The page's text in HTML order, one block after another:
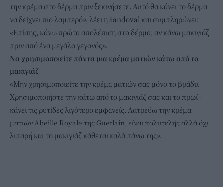
την κρέμα στο δέρμα πριν ξεκινήσετε. Αυτό θα κάνει το δέρμα
να δείχνει πιο λαμπερό», λέει η Sandoval και συμπληρώνει:
«Επίσης, κάνω πρώτα απολέπιση στο δέρμα, αν κάνω μακιγιάζ
πριν από ένα μεγάλο γεγονός».
Να χρησιμοποιείτε πάντα μια κρέμα ματιών κάτω από το
μακιγιάζ
«Μην χρησιμοποιείτε την κρέμα ματιών σας μόνο το βράδυ.
Χρησιμοποιήστε την κάτω από το μακιγιάζ σας και το πρωί -
κάνει τις ρυτίδες λιγότερο εμφανείς. Λατρεύω την κρέμα
ματιών Abeille Royale της Guerlain, είναι πολυτελής αλλά όχι
λιπαρή και το μακιγιάζ κάθεται καλά πάνω της».